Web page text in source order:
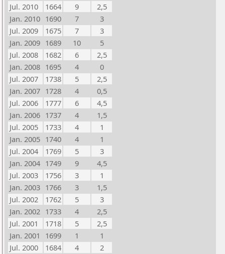
Jul. 2010
1664 9
2,5
Jan. 2010 1690 7
3
Jul. 2009
1675 7
3
Jan. 2009 1689 10
5
Jul. 2008
1682 6
2,5
Jan. 2008 1695 4
0
Jul. 2007
1738 5
2,5
Jan. 2007 1728 4
0,5
Jul. 2006
1777 6
4,5
Jan. 2006 1737 4
1,5
Jul. 2005
1733 4
1
Jan. 2005 1740 4
1
Jul. 2004
1769 5
3
Jan. 2004 1749 9
4,5
Jul. 2003
1756 3
1
Jan. 2003 1766 3
1,5
Jul. 2002
1762 5
3
Jan. 2002 1733 4
2,5
Jul. 2001
1718 5
2,5
Jan. 2001
1699 1
1
Jul. 2000
1684 4
2